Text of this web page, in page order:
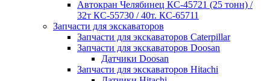
Автокран Челябинец КС-45721 (25 тонн) /
32т КС-55730 / 40т. КС-65711
Запчасти для экскаваторов
Запчасти для экскаваторов Caterpillar
Запчасти для экскаваторов Doosan
Датчики Doosan
Запчасти для экскаваторов Hitachi